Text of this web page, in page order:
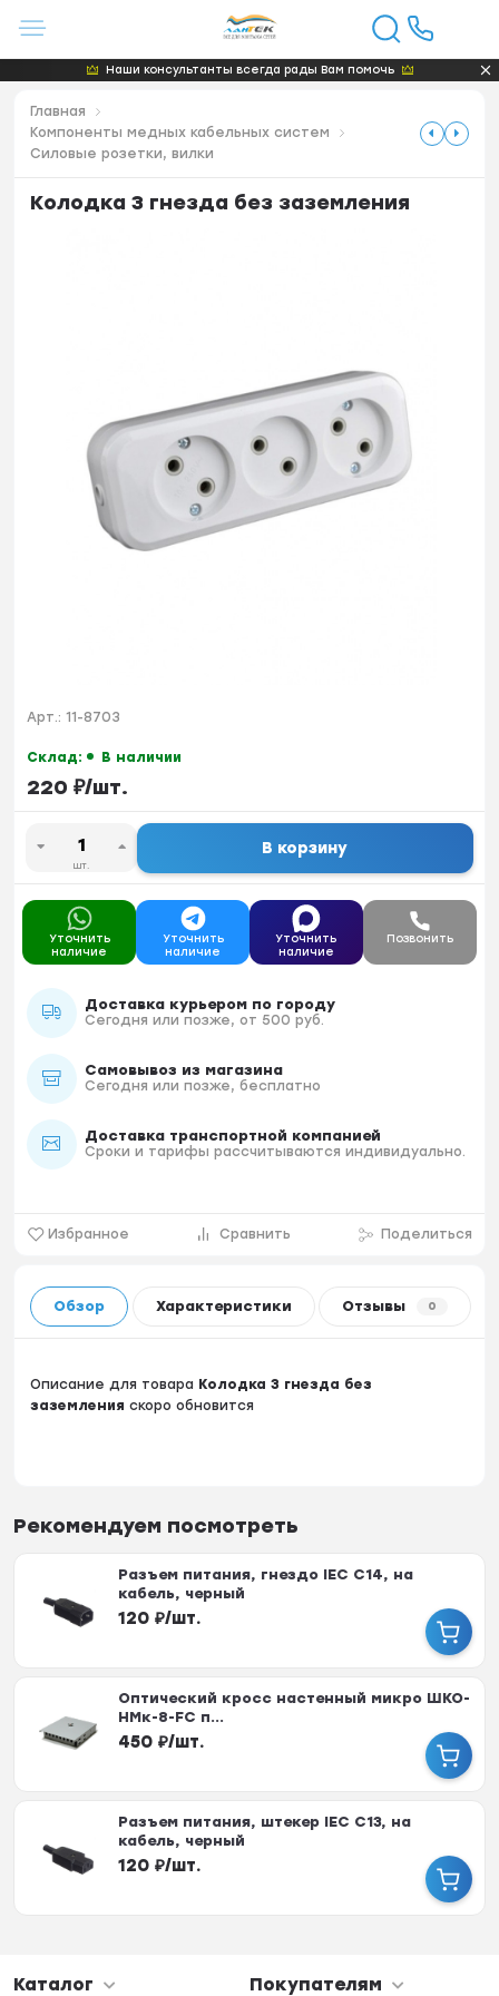
Наши консультанты всегда рады Вам помочь
Главная
Компоненты медных кабельных систем
Силовые розетки, вилки
Колодка 3 гнезда без заземления
Арт.: 11-8703
Склад: В наличии
220 ₽/шт.
шт.
В корзину
Уточнить
наличие
Уточнить
наличие
Уточнить
наличие
Позвонить
Доставка курьером по городу
Сегодня или позже, от 500 руб.
Самовывоз из магазина
Сегодня или позже, бесплатно
Доставка транспортной компанией
Сроки и тарифы рассчитываются индивидуально.
Избранное Сравнить Поделиться
Обзор Характеристики Отзывы 0
Описание для товара Колодка 3 гнезда без
заземления скоро обновится
Рекомендуем посмотреть
Разъем питания, гнездо IEC С14, на
кабель, черный
120 ₽/шт.
Оптический кросс настенный микро ШКО-
НМк-8-FC п...
450 ₽/шт.
Разъем питания, штекер IEC С13, на
кабель, черный
120 ₽/шт.
Каталог Покупателям